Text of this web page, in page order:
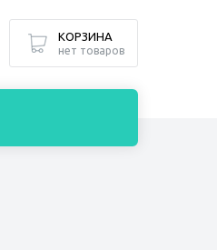
КОРЗИНА
нет товаров